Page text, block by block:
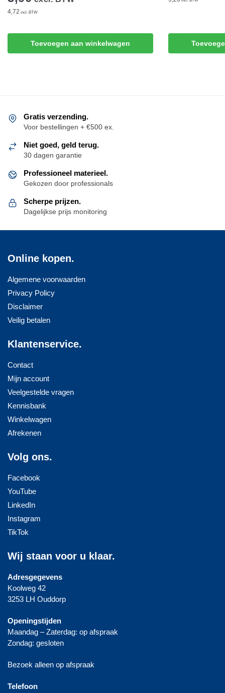
4,72 incl. BTW
Toevoegen aan winkelwagen
Gratis verzending.
Voor bestellingen + €500 ex.
Niet goed, geld terug.
30 dagen garantie
Professioneel materieel.
Gekozen door professionals
Scherpe prijzen.
Dagelijkse prijs monitoring
Online kopen.
Algemene voorwaarden
Privacy Policy
Disclaimer
Veilig betalen
Klantenservice.
Contact
Mijn account
Veelgestelde vragen
Kennisbank
Winkelwagen
Afrekenen
Volg ons.
Facebook
YouTube
LinkedIn
Instagram
TikTok
Wij staan voor u klaar.
Adresgegevens
Koolweg 42
3253 LH Ouddorp
Openingstijden
Maandag – Zaterdag: op afspraak
Zondag: gesloten
Bezoek alleen op afspraak
Telefoon